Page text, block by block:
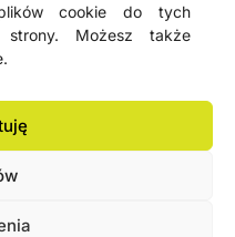
cookie do tych
strony. Możesz także
75 opinii Google